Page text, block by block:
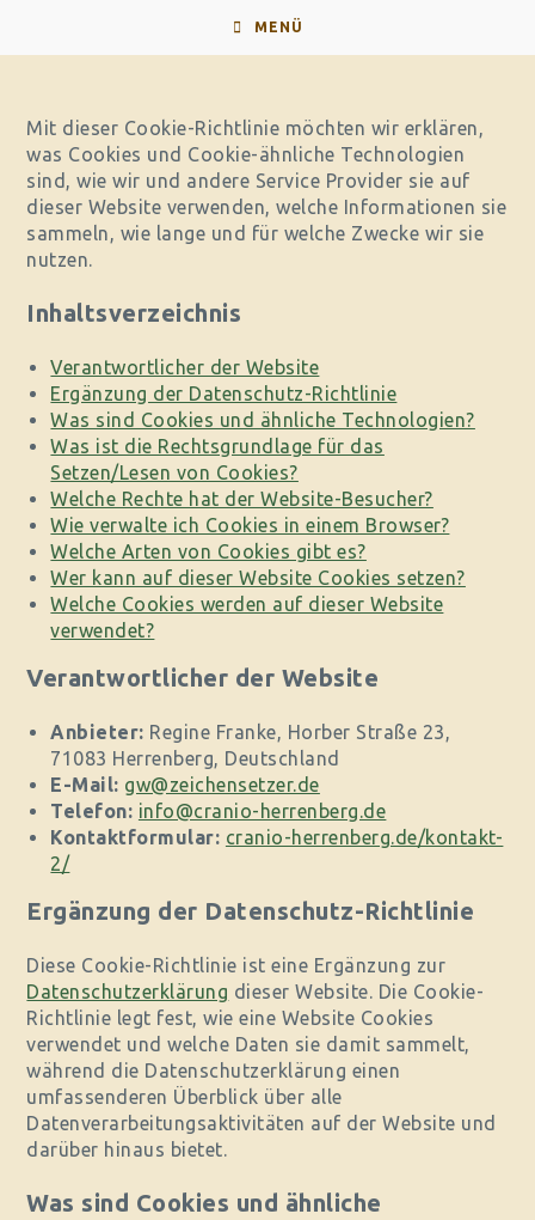
springen
MENÜ
Mit dieser Cookie-Richtlinie möchten wir erklären,
was Cookies und Cookie-ähnliche Technologien
sind, wie wir und andere Service Provider sie auf
dieser Website verwenden, welche Informationen sie
sammeln, wie lange und für welche Zwecke wir sie
nutzen.
Inhaltsverzeichnis
Verantwortlicher der Website
Ergänzung der Datenschutz-Richtlinie
Was sind Cookies und ähnliche Technologien?
Was ist die Rechtsgrundlage für das
Setzen/Lesen von Cookies?
Welche Rechte hat der Website-Besucher?
Wie verwalte ich Cookies in einem Browser?
Welche Arten von Cookies gibt es?
Wer kann auf dieser Website Cookies setzen?
Welche Cookies werden auf dieser Website
verwendet?
Verantwortlicher der Website
Anbieter: Regine Franke, Horber Straße 23,
71083 Herrenberg, Deutschland
E-Mail: gw@zeichensetzer.de
Telefon: info@cranio-herrenberg.de
Kontaktformular: cranio-herrenberg.de/kontakt-
2/
Ergänzung der Datenschutz-Richtlinie
Diese Cookie-Richtlinie ist eine Ergänzung zur
Datenschutzerklärung dieser Website. Die Cookie-
Richtlinie legt fest, wie eine Website Cookies
verwendet und welche Daten sie damit sammelt,
während die Datenschutzerklärung einen
umfassenderen Überblick über alle
Datenverarbeitungsaktivitäten auf der Website und
darüber hinaus bietet.
Was sind Cookies und ähnliche